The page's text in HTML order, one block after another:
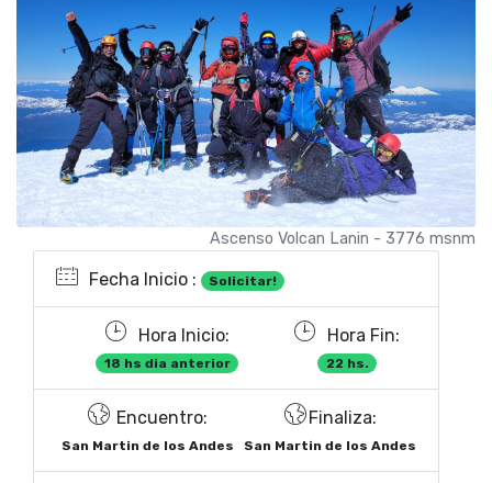
Fecha Inicio : Solicitar!
Hora Inicio:
18 hs dia anterior
Hora Fin:
22 hs.
Encuentro:
San Martin de los Andes
Finaliza:
San Martin de los Andes
Ascenso Volcan Lanin - 3776 msnm